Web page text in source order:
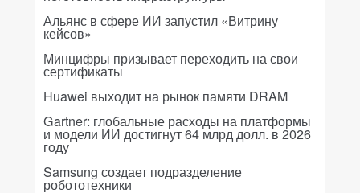
Альянс в сфере ИИ запустил «Витрину
кейсов»
Минцифры призывает переходить на свои
сертификаты
Huawei выходит на рынок памяти DRAM
Gartner: глобальные расходы на платформы
и модели ИИ достигнут 64 млрд долл. в 2026
году
Samsung создает подразделение
робототехники